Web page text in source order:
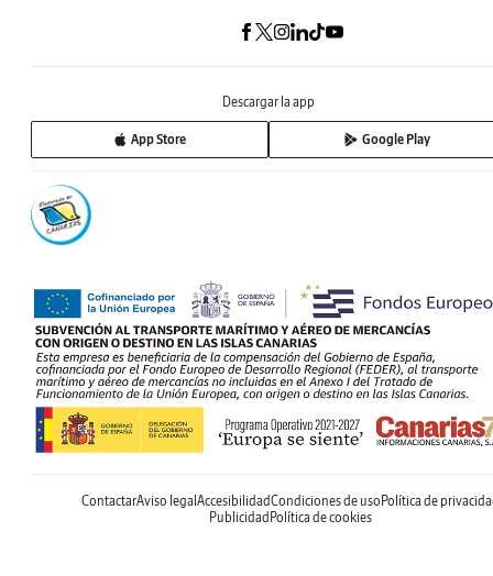
Descargar la app
App Store Google Play
ContactarAviso legal AccesibilidadCondiciones de uso Política de
Publicidad Política de cookies